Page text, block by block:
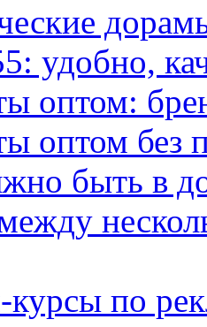
удобно,
оптом:
оптом без
быть в
по